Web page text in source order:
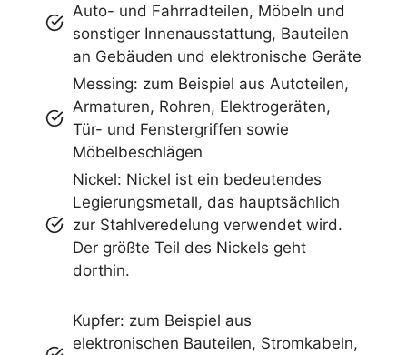
Auto- und Fahrradteilen, Möbeln und
sonstiger Innenausstattung, Bauteilen
an Gebäuden und elektronische Geräte
Messing: zum Beispiel aus Autoteilen,
Armaturen, Rohren, Elektrogeräten,
Tür- und Fenstergriffen sowie
Möbelbeschlägen
Nickel: Nickel ist ein bedeutendes
Legierungsmetall, das hauptsächlich
zur Stahlveredelung verwendet wird.
Der größte Teil des Nickels geht
dorthin.
Kupfer: zum Beispiel aus
elektronischen Bauteilen, Stromkabeln,